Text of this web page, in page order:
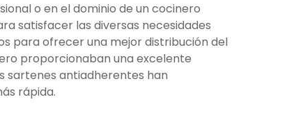
o en el dominio de un cocinero
satisfacer las diversas necesidades
para ofrecer una mejor distribución del
proporcionaban una excelente
sartenes antiadherentes han
rápida.